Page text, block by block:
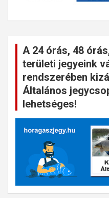
A 24 órás, 48
területi jegyeink
rendszerében
Általános
lehetséges!